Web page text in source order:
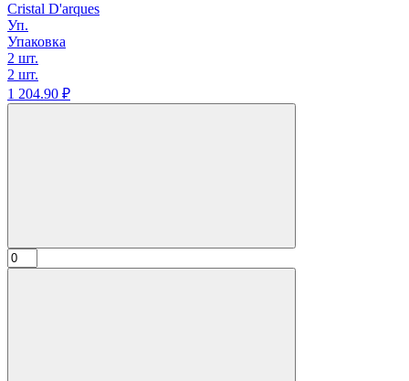
Cristal D'arques
Уп.
Упаковка
2 шт.
2 шт.
1 204.90 ₽